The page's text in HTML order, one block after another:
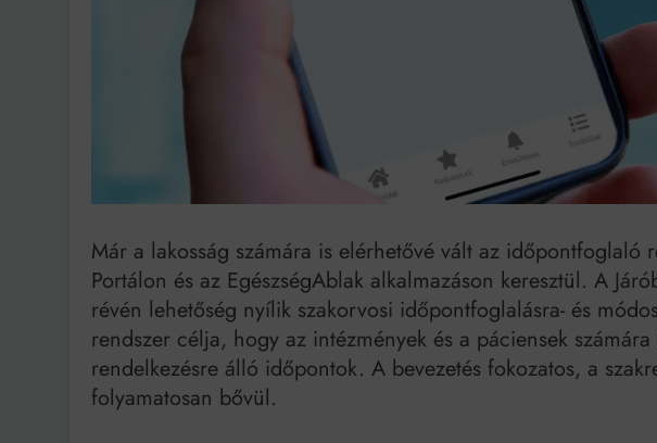
Bitumenes lapostetők: a
Már a lakosság számára is elérhetővé vált az időpontfoglaló
Portálon és az EgészségAblak alkalmazáson keresztül. A
révén lehetőség nyílik szakorvosi időpontfoglalásra- és
rendszer célja, hogy az intézmények és a páciensek
rendelkezésre álló időpontok. A bevezetés fokozatos, a
folyamatosan bővül.